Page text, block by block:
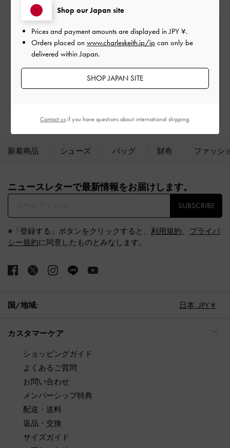
送料無料
一定金額以上のご購入が必要です*
新着商品 シューズ バッグ 財布 ファッシ
ニュースレターで最新情報をお届けします。​
SUBSCRIBE
※「登録する」ボタンをクリックすると、 利用規約、 プライバ
シー規約に同意したものとみなします。
国/地域: 日本, JPY ¥
カスタマーケア
ショッピングガイド
よくあるご質問
お問い合わせ
メンバーシップ特典
配送・送料
返品・交換
サイズガイド
Shop our Japan site
Prices and payment amounts are displayed inJPY ¥.
Orders placed on www.charleskeith.jp/jp can only be
delivered within Japan.
SHOP JAPAN SITE
Contact usif you have questions about international shipping.